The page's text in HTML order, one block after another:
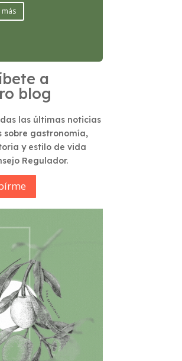
más
a
blog
las últimas noticias
sobre gastronomía,
y estilo de vida
Regulador.